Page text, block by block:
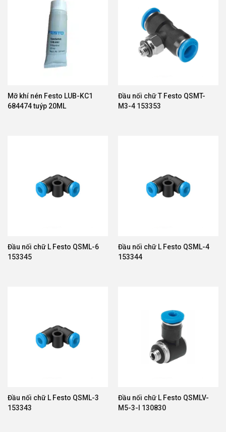
Mỡ khí nén Festo LUB-KC1
684474 tuýp 20ML
Đầu nối chữ T Festo QSMT-
M3-4 153353
Đầu nối chữ L Festo QSML-6
153345
Đầu nối chữ L Festo QSML-4
153344
Đầu nối chữ L Festo QSML-3
153343
Đầu nối chữ L Festo QSMLV-
M5-3-I 130830